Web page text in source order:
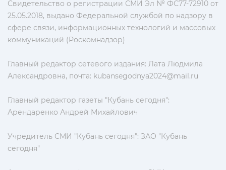
Свидетельство о регистрации СМИ Эл № ФС77-72910 от
25.05.2018, выдано Федеральной службой по надзору в
сфере связи, информационных технологий и массовых
коммуникаций (Роскомнадзор)
Главный редактор сетевого издания: Лата Людмила
Александровна, почта: kubansegodnya2024@mail.ru
Главный редактор газеты "Кубань сегодня":
Арендаренко Андрей Михайлович
Учредитель СМИ "Кубань сегодня": ЗАО "Кубань
сегодня"